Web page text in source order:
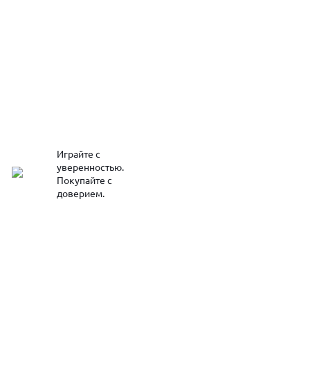
Играйте с
уверенностью.
Покупайте с
доверием.